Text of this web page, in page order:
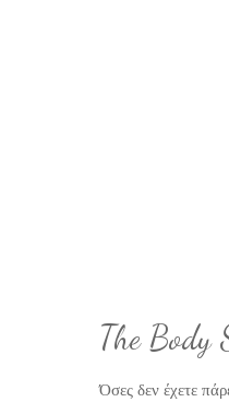
The Body
Όσες δεν έχετε